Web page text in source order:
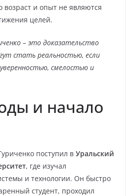
возраст и опыт не являются
целей.
– это доказательство
стать реальностью, если
смелостью и
и начало
поступил в Уральский
, где изучал
и технологии. Он быстро
студент, проходил